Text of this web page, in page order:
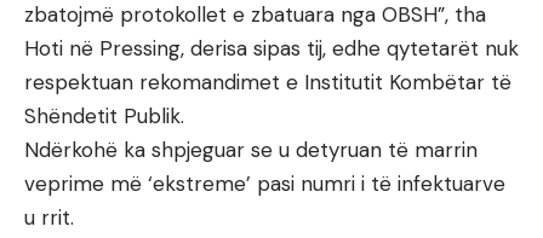
zbatojmë protokollet e zbatuara nga OBSH”, tha
Hoti në Pressing, derisa sipas tij, edhe qytetarët nuk
respektuan rekomandimet e Institutit Kombëtar të
Shëndetit Publik.
Ndërkohë ka shpjeguar se u detyruan të marrin
veprime më ‘ekstreme’ pasi numri i të infektuarve
u rrit.